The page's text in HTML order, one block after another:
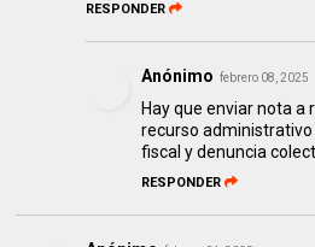
RESPONDER
Anónimo febrero 08, 2025
Hay que enviar nota a
recurso
fiscal y denuncia
RESPONDER